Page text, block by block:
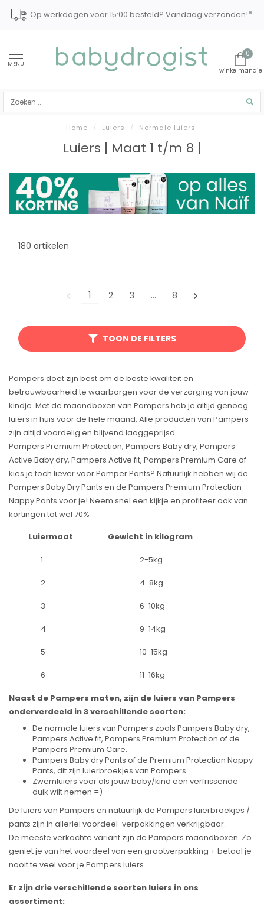
Op werkdagen voor 15:00 besteld? Vandaag verzonden!*
MENU
0
Home / Luiers / Normale luiers
Luiers | Maat 1 t/m 8 |
180 artikelen
1 2 3 … 8
TOON DE FILTERS
Pampers doet zijn best om de beste kwaliteit en
betrouwbaarheid te waarborgen voor de verzorging van jouw
kindje. Met de maandboxen van Pampers heb je altijd genoeg
luiers in huis voor de hele maand. Alle producten van Pampers
zijn altijd voordelig en blijvend laaggeprijsd.
Pampers Premium Protection, Pampers Baby dry, Pampers
Active Baby dry, Pampers Active fit, Pampers Premium Care of
kies je toch liever voor Pamper Pants? Natuurlijk hebben wij de
Pampers Baby Dry Pants en de Pampers Premium Protection
Nappy Pants voor je! Neem snel een kijkje en profiteer ook van
kortingen tot wel 70%
Luiermaat Gewicht in kilogram
1 2-5kg
2 4-8kg
3 6-10kg
4 9-14kg
5 10-15kg
6 11-16kg
Naast de Pampers maten, zijn de luiers van Pampers
onderverdeeld in 3 verschillende soorten:
De normale luiers van Pampers zoals Pampers Baby dry,
Pampers Active fit, Pampers Premium Protection of de
Pampers Premium Care.
Pampers Baby dry Pants of de Premium Protection Nappy
Pants, dit zijn luierbroekjes van Pampers.
Zwemluiers voor als jouw baby/kind een verfrissende
duik wilt nemen =)
De luiers van Pampers en natuurlijk de Pampers luierbroekjes /
pants zijn in allerlei voordeel-verpakkingen verkrijgbaar.
De meeste verkochte variant zijn de Pampers maandboxen. Zo
geniet je van het voordeel van een grootverpakking + betaal je
nooit te veel voor je Pampers luiers.
Er zijn drie verschillende soorten luiers in ons
assortiment: